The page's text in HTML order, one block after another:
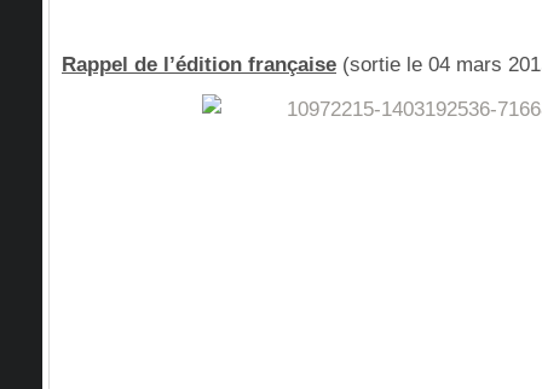
Rappel de l’édition française (sortie le 04 mars